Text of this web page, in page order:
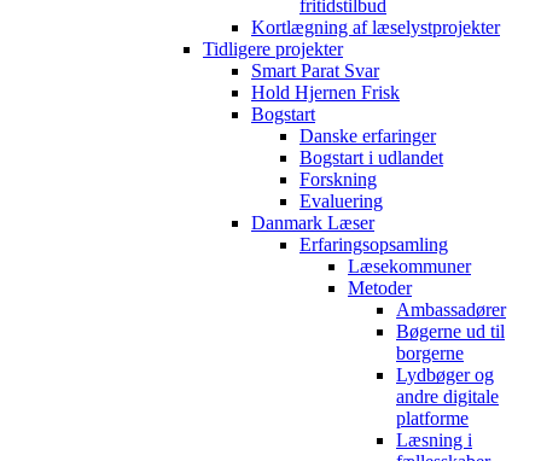
fritidstilbud
Kortlægning af læselystprojekter
Tidligere projekter
Smart Parat Svar
Hold Hjernen Frisk
Bogstart
Danske erfaringer
Bogstart i udlandet
Forskning
Evaluering
Danmark Læser
Erfaringsopsamling
Læsekommuner
Metoder
Ambassadører
Bøgerne ud til
borgerne
Lydbøger og
andre digitale
platforme
Læsning i